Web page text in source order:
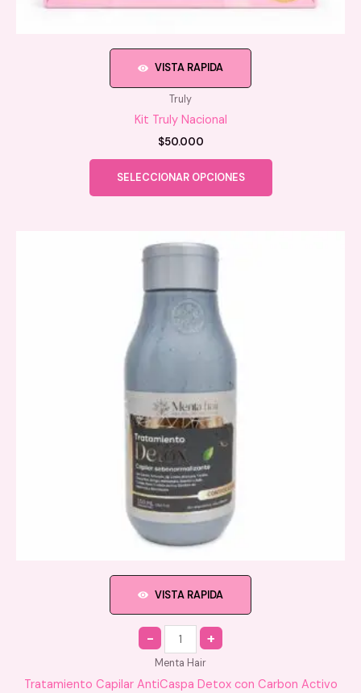
VISTA RAPIDA
Truly
Kit Truly Nacional
$50.000
SELECCIONAR OPCIONES
Este
tiene
VISTA RAPIDA
Quantity
Menta Hair
Tratamiento Capilar AntiCaspa Detox con Carbon Activo